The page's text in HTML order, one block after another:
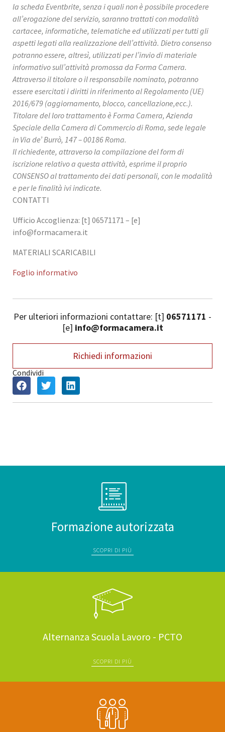
la scheda Eventbrite, senza i quali non è possibile procedere
all’erogazione del servizio, saranno trattati con modalità
cartacee, informatiche, telematiche ed utilizzati per tutti gli
aspetti legati alla realizzazione dell’attività. Dietro consenso
potranno essere, altresì, utilizzati per l’invio di materiale
informativo sull’attività promossa da Forma Camera.
Attraverso il titolare o il responsabile nominato, potranno
essere esercitati i diritti in riferimento al Regolamento (UE)
2016/679 (aggiornamento, blocco, cancellazione,ecc.).
Titolare del loro trattamento è Forma Camera, Azienda
Speciale della Camera di Commercio di Roma, sede legale
in Via de’ Burrò, 147 – 00186 Roma.
Il richiedente, attraverso la compilazione del form di
iscrizione relativo a questa attività, esprime il proprio
CONSENSO al trattamento dei dati personali, con le modalità
e per le finalità ivi indicate.
CONTATTI
Ufficio Accoglienza: [t] 06571171 – [e]
info@formacamera.it
MATERIALI SCARICABILI
Foglio informativo
Per ulteriori informazioni contattare: [t] 06571171 -
[e] info@formacamera.it
Richiedi informazioni
Condividi
Formazione autorizzata
SCOPRI DI PIÙ
Alternanza Scuola Lavoro - PCTO
SCOPRI DI PIÙ